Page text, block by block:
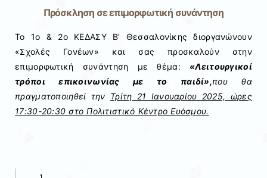
Πρόσκληση σε επιμορφωτική συνάντηση
Το 1ο & 2ο ΚΕΔΑΣΥ Β’ Θεσσαλονίκης διοργανώνουν
«Σχολές Γονέων» και σας προσκαλούν στην
επιμορφωτική συνάντηση με θέμα: «Λειτουργικοί
τρόποι επικοινωνίας με το παιδί»,πουθα
πραγματοποιηθεί την Τρίτη 21 Ιανουαρίου 2025, ώρες
17:30-20:30 στο Πολιτιστικό Κέντρο Ευόσμου.